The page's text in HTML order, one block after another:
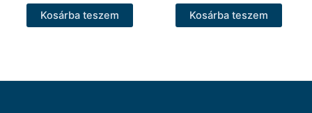
Kosárba teszem Kosárba teszem